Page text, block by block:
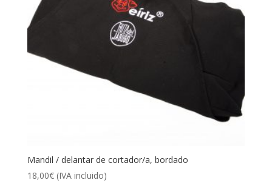
Mandil / delantar de cortador/a, bordado
18,00€ (IVA incluido)